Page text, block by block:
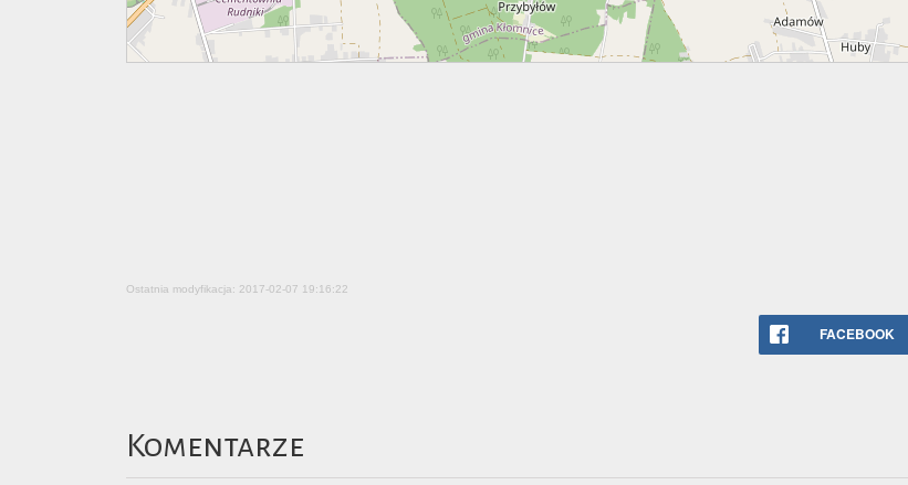
Ostatnia modyfikacja: 2017-02-07 19:16:22
FACEBOOK
Komentarze